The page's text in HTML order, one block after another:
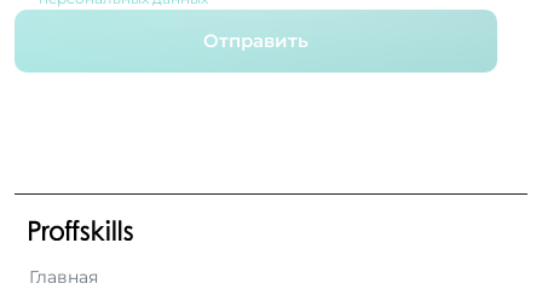
Отправить
Главная